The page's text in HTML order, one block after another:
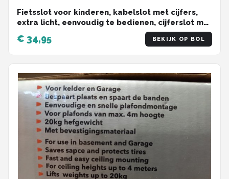
Fietsslot voor kinderen, kabelslot met cijfers,
extra licht, eenvoudig te bedienen, cijferslot met
code-combinatie, gehard staaldraad,10 x 650
mm
€ 34,95 BEKIJK OP BOL